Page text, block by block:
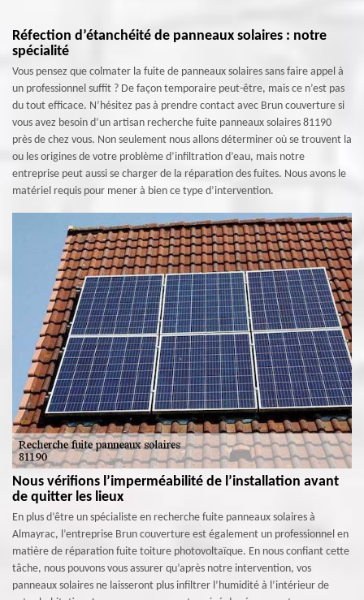
Réfection d’étanchéité de panneaux solaires : notre
spécialité
Vous pensez que colmater la fuite de panneaux solaires sans faire appel à
un professionnel suffit ? De façon temporaire peut-être, mais ce n’est pas
du tout efficace. N’hésitez pas à prendre contact avec Brun couverture si
vous avez besoin d’un artisan recherche fuite panneaux solaires 81190
près de chez vous. Non seulement nous allons déterminer où se trouvent la
ou les origines de votre problème d’infiltration d’eau, mais notre
entreprise peut aussi se charger de la réparation des fuites. Nous avons le
matériel requis pour mener à bien ce type d’intervention.
Nous vérifions l’imperméabilité de l’installation avant
de quitter les lieux
En plus d’être un spécialiste en recherche fuite panneaux solaires à
Almayrac, l’entreprise Brun couverture est également un professionnel en
matière de réparation fuite toiture photovoltaïque. En nous confiant cette
tâche, nous pouvons vous assurer qu’après notre intervention, vos
panneaux solaires ne laisseront plus infiltrer l’humidité à l’intérieur de